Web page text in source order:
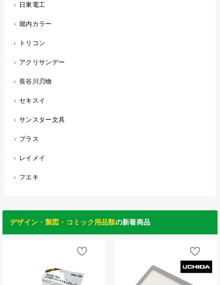
日東電工
堀内カラー
トリコン
アクリサンデー
長谷川刃物
セキスイ
サンスター文具
プラス
レイメイ
フエキ
デザイン・製図・コミック用品類の新着商品